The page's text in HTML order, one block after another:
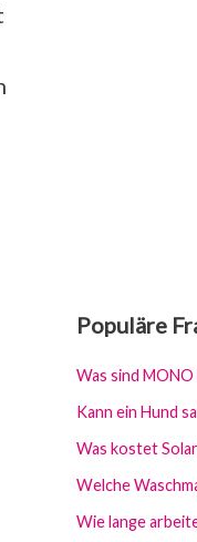
Populäre
Was sind
Kann ein Hund
Was kostet
Welche
Wie lange